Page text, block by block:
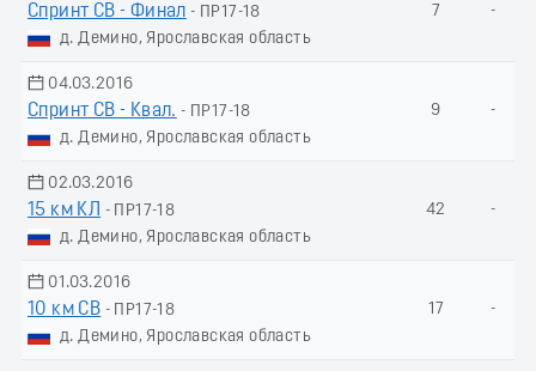
Спринт СВ - Финал - ПР17-18
д. Демино, Ярославская область
7 -
04.03.2016
Спринт СВ - Квал. - ПР17-18
д. Демино, Ярославская область
9 -
02.03.2016
15 км КЛ
- ПР17-18
д. Демино, Ярославская область
42 -
01.03.2016
10 км СВ - ПР17-18
д. Демино, Ярославская область
17 -